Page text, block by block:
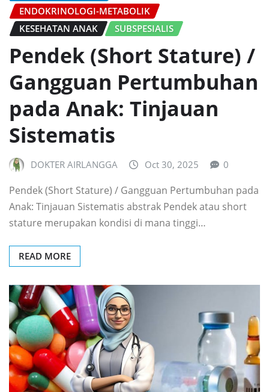
ENDOKRINOLOGI-METABOLIK
KESEHATAN ANAK
SUBSPESIALIS
Pendek (Short Stature) /
Gangguan Pertumbuhan
pada Anak: Tinjauan
Sistematis
DOKTER AIRLANGGA Oct 30, 2025 0
Pendek (Short Stature) / Gangguan Pertumbuhan pada
Anak: Tinjauan Sistematis abstrak Pendek atau short
stature merupakan kondisi di mana tinggi…
READ MORE